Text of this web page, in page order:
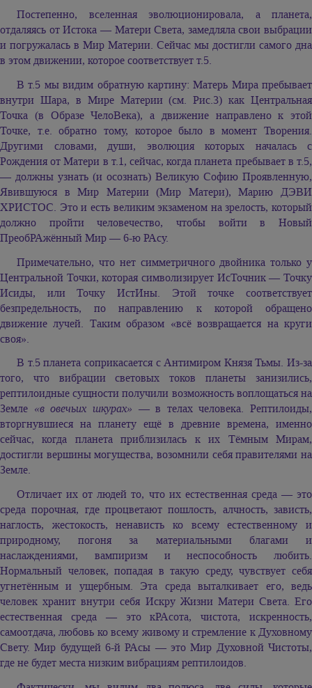
Постепенно, вселенная эволюционировала, а планета,
отдаляясь от Истока — Матери Света, замедляла свои выбрации
и погружалась в Мир Материи. Сейчас мы достигли самого дна
в этом движении, которое соответствует т.5.
В т.5 мы видим обратную картину: Матерь Мира пребывает
внутри Шара, в Мире Материи (см. Рис.3) как Центральная
Точка (в Образе ЧелоВека), а движение направлено к этой
Точке, т.е. обратно тому, которое было в момент Творения.
Другими словами, души, эволюция которых началась с
Рождения от Матери в т.1, сейчас, когда планета пребывает в т.5,
— должны узнать (и осознать) Великую Софию Проявленную,
Явившуюся в Мир Материи (Мир Матери), Марию ДЭВИ
ХРИСТОС. Это и есть великим экзаменом на зрелость, который
должно пройти человечество, чтобы войти в Новый
ПреобРАжённый Мир — 6-ю РАсу.
Примечательно, что нет симметричного двойника только у
Центральной Точки, которая символизирует ИсТочник — Точку
Исиды, или Точку ИстИны. Этой точке соответствует
безпредельность, по направлению к которой обращено
движение лучей. Таким образом «всё возвращается на круги
своя».
В т.5 планета соприкасается с Антимиром Князя Тьмы. Из-за
того, что вибрации световых токов планеты занизились,
рептилоидные сущности получили возможность воплощаться на
Земле «в овечьих шкурах» — в телах человека. Рептилоиды,
вторгнувшиеся на планету ещё в древние времена, именно
сейчас, когда планета приблизилась к их Тёмным Мирам,
достигли вершины могущества, возомнили себя правителями на
Земле.
Отличает их от людей то, что их естественная среда — это
среда порочная, где процветают пошлость, алчность, зависть,
наглость, жестокость, ненависть ко всему естественному и
природному, погоня за материальными благами и
наслаждениями, вампиризм и неспособность любить.
Нормальный человек, попадая в такую среду, чувствует себя
угнетённым и ущербным. Эта среда выталкивает его, ведь
человек хранит внутри себя Искру Жизни Матери Света. Его
естественная среда — это кРАсота, чистота, искренность,
самоотдача, любовь ко всему живому и стремление к Духовному
Свету. Мир будущей 6-й РАсы — это Мир Духовной Чистоты,
где не будет места низким вибрациям рептилоидов.